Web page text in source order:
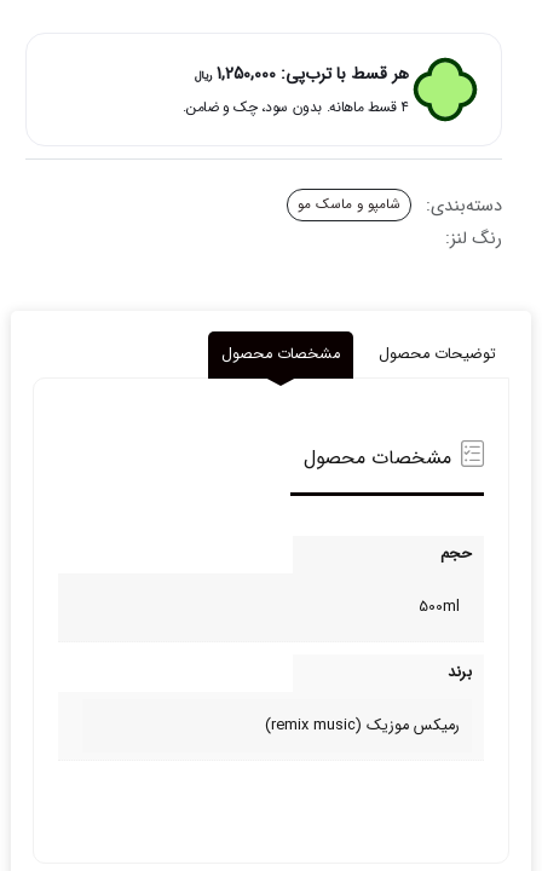
موهای
رنگ
ام
500
میلی
هر قسط با ترب‌پی: 1,250,000 ریال
۴ قسط ماهانه. بدون سود، چک و ضامن.
دسته‌بندی: شامپو و ماسک مو
رنگ لنز:
توضیحات محصول مشخصات محصول
مشخصات محصول
حجم
500ml
برند
رمیکس موزیک (remix music)